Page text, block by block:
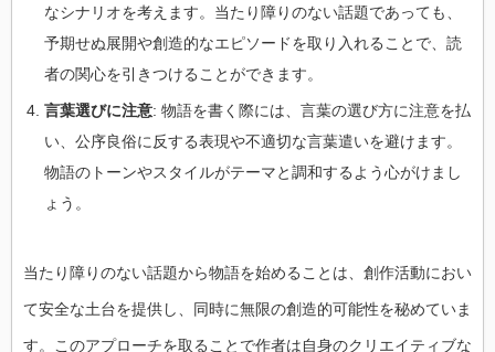
なシナリオを考えます。当たり障りのない話題であっても、
予期せぬ展開や創造的なエピソードを取り入れることで、読
者の関心を引きつけることができます。
言葉選びに注意: 物語を書く際には、言葉の選び方に注意を払
い、公序良俗に反する表現や不適切な言葉遣いを避けます。
物語のトーンやスタイルがテーマと調和するよう心がけまし
ょう。
当たり障りのない話題から物語を始めることは、創作活動におい
て安全な土台を提供し、同時に無限の創造的可能性を秘めていま
す。このアプローチを取ることで作者は自身のクリエイティブな